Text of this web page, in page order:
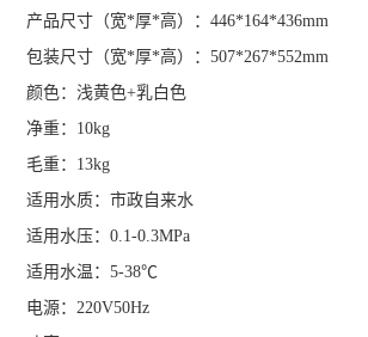
产品尺寸（宽*厚*高）：446*164*436mm
包装尺寸（宽*厚*高）：507*267*552mm
颜色：浅黄色+乳白色
净重：10kg
毛重：13kg
适用水质：市政自来水
适用水压：0.1-0.3MPa
适用水温：5-38℃
电源：220V50Hz